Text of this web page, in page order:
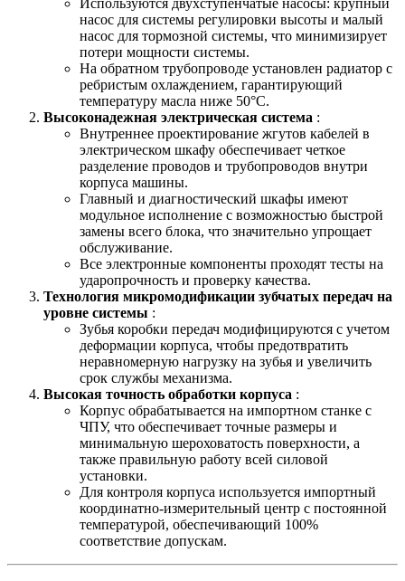
насос для системы регулировки высоты и малый
насос для тормозной системы, что минимизирует
потери мощности системы.
На обратном трубопроводе установлен радиатор с
ребристым охлаждением, гарантирующий
температуру масла ниже 50°C.
Высоконадежная электрическая система :
Внутреннее проектирование жгутов кабелей в
электрическом шкафу обеспечивает четкое
разделение проводов и трубопроводов внутри
корпуса машины.
Главный и диагностический шкафы имеют
модульное исполнение с возможностью быстрой
замены всего блока, что значительно упрощает
обслуживание.
Все электронные компоненты проходят тесты на
ударопрочность и проверку качества.
Технология микромодификации зубчатых передач на
уровне системы :
Зубья коробки передач модифицируются с учетом
деформации корпуса, чтобы предотвратить
неравномерную нагрузку на зубья и увеличить
срок службы механизма.
Высокая точность обработки корпуса :
Корпус обрабатывается на импортном станке с
ЧПУ, что обеспечивает точные размеры и
минимальную шероховатость поверхности, а
также правильную работу всей силовой
установки.
Для контроля корпуса используется импортный
координатно-измерительный центр с постоянной
температурой, обеспечивающий 100%
соответствие допускам.